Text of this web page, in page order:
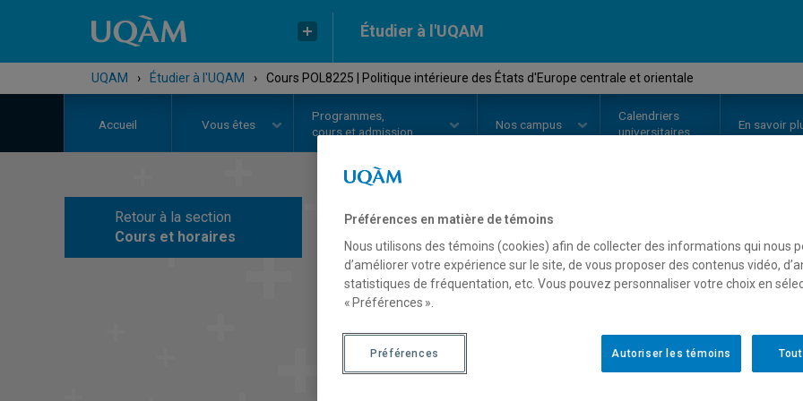
Étudier à l'UQAM
UQAM › Étudier à l'UQAM › Cours POL8225 | Politique intérieure des États d'Europe centrale et orientale
Accueil Vous êtes
Programmes,
cours et admission
Nos campus
Calendriers
universitaires
En savoir
Retour à la section
Cours et horaires
COURS// POL8225-Politique
d'Europe centrale et
Horaire - Été 2026
Préférences en matière de témoins
Nous utilisons des témoins (cookies) afin de collecter des informations qui nous
d’améliorer votre expérience sur le site, de vous proposer des contenus vidéo,
statistiques de fréquentation, etc. Vous pouvez personnaliser votre choix en
« Préférences ».
Autoriser les témoins
Préférences